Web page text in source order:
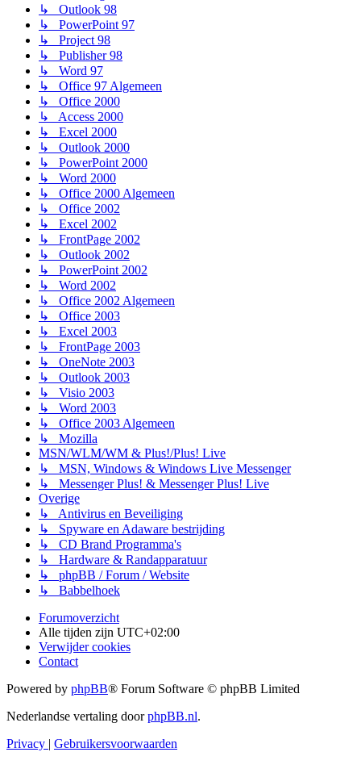
↳ Outlook 98
↳ PowerPoint 97
↳ Project 98
↳ Publisher 98
↳ Word 97
↳ Office 97 Algemeen
↳ Office 2000
↳ Access 2000
↳ Excel 2000
↳ Outlook 2000
↳ PowerPoint 2000
↳ Word 2000
↳ Office 2000 Algemeen
↳ Office 2002
↳ Excel 2002
↳ FrontPage 2002
↳ Outlook 2002
↳ PowerPoint 2002
↳ Word 2002
↳ Office 2002 Algemeen
↳ Office 2003
↳ Excel 2003
↳ FrontPage 2003
↳ OneNote 2003
↳ Outlook 2003
↳ Visio 2003
↳ Word 2003
↳ Office 2003 Algemeen
↳ Mozilla
MSN/WLM/WM & Plus!/Plus! Live
↳ MSN, Windows & Windows Live Messenger
↳ Messenger Plus! & Messenger Plus! Live
Overige
↳ Antivirus en Beveiliging
↳ Spyware en Adaware bestrijding
↳ CD Brand Programma's
↳ Hardware & Randapparatuur
↳ phpBB / Forum / Website
↳ Babbelhoek
Forumoverzicht
Alle tijden zijn UTC+02:00
Verwijder cookies
Contact
Powered by phpBB® Forum Software © phpBB Limited
Nederlandse vertaling doorphpBB.nl.
Privacy | Gebruikersvoorwaarden